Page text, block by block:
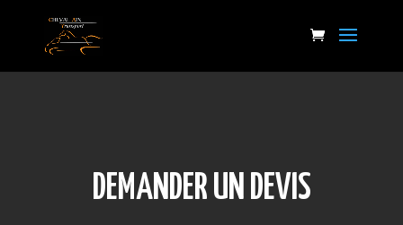
DEMANDER UN DEVIS